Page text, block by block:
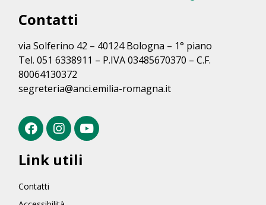
Contatti
via Solferino 42 – 40124 Bologna – 1° piano
Tel. 051 6338911 – P.IVA 03485670370 – C.F.
80064130372
segreteria@anci.emilia-romagna.it
Link utili
Contatti